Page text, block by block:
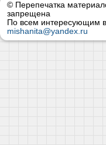
© Перепечатка
запрещена
По всем интересующим
mishanita@yandex.ru